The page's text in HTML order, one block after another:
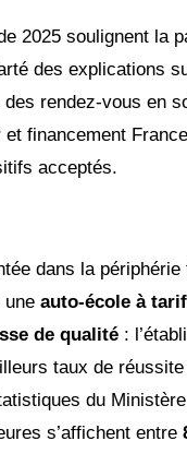
2025 soulignent la
des explications
rendez-vous en
financement
acceptés.
dans la
une auto-école à
de qualité :
taux de réussite
du Ministère
s’affichent entre